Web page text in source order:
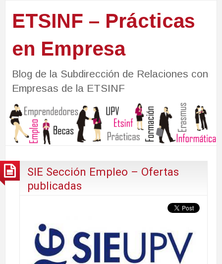
ETSINF – Prácticas
en Empresa
Blog de la Subdirección de Relaciones con
Empresas de la ETSINF
SIE Sección Empleo – Ofertas
publicadas